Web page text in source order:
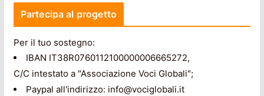
Partecipa al progetto
Per il tuo sostegno:
IBAN IT38R0760112100000006665272,
C/C intestato a "Associazione Voci Globali";
Paypal all'indirizzo: info@vociglobali.it